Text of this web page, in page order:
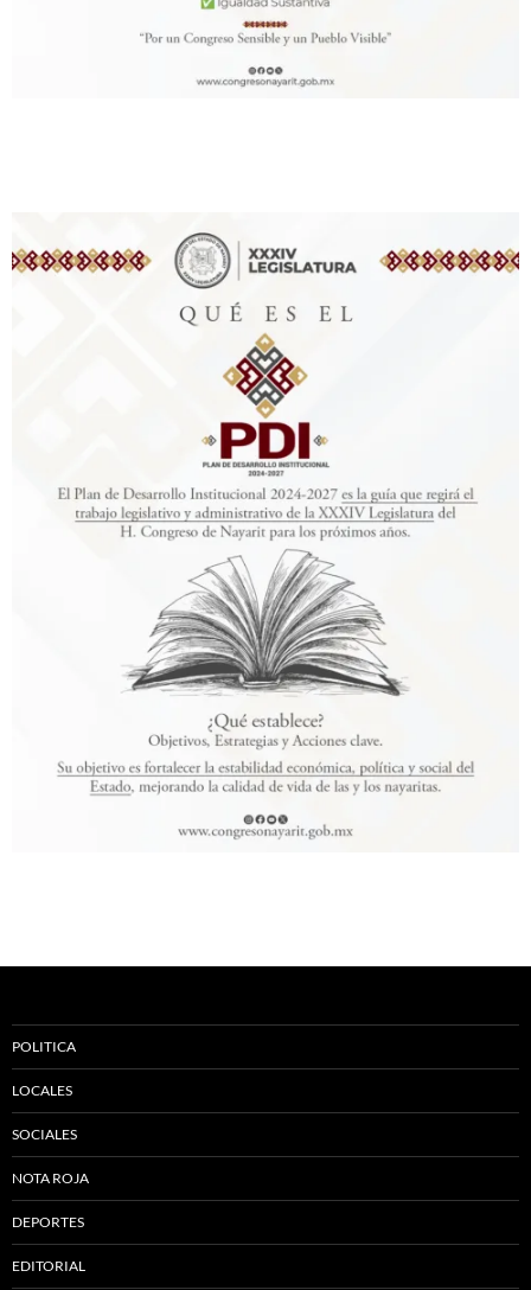
POLITICA
LOCALES
SOCIALES
NOTA ROJA
DEPORTES
EDITORIAL